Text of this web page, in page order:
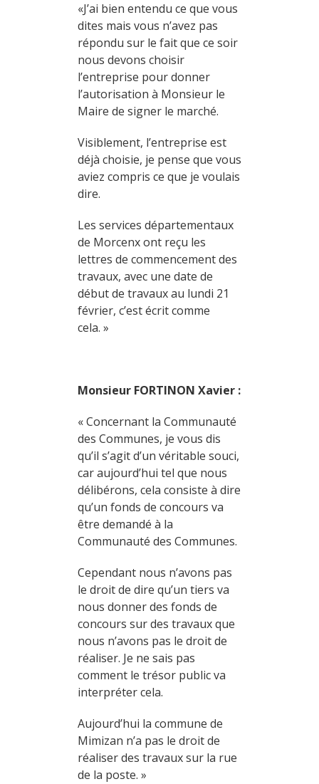
«J’ai bien entendu ce que vous
dites mais vous n’avez pas
répondu sur le fait que ce soir
nous devons choisir
l’entreprise pour donner
l’autorisation à Monsieur le
Maire de signer le marché.
Visiblement, l’entreprise est
déjà choisie, je pense que vous
aviez compris ce que je voulais
dire.
Les services départementaux
de Morcenx ont reçu les
lettres de commencement des
travaux, avec une date de
début de travaux au lundi 21
février, c’est écrit comme
cela. »
Monsieur FORTINON Xavier :
« Concernant la Communauté
des Communes, je vous dis
qu’il s’agit d’un véritable souci,
car aujourd’hui tel que nous
délibérons, cela consiste à dire
qu’un fonds de concours va
être demandé à la
Communauté des Communes.
Cependant nous n’avons pas
le droit de dire qu’un tiers va
nous donner des fonds de
concours sur des travaux que
nous n’avons pas le droit de
réaliser. Je ne sais pas
comment le trésor public va
interpréter cela.
Aujourd’hui la commune de
Mimizan n’a pas le droit de
réaliser des travaux sur la rue
de la poste. »